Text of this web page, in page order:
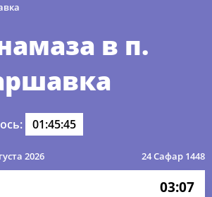
в п.
01:45:45
2026 24 Сафар 1448
03:07